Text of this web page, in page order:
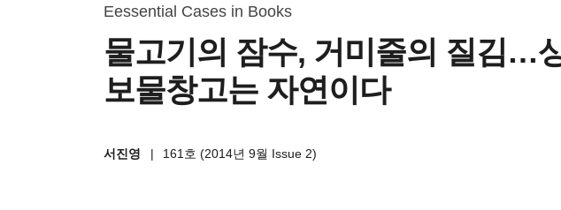
Eessential Cases in Books
물고기의 잠수, 거미줄의 질김…
보물창고는 자연이다
서진영 | 161호 (2014년 9월 Issue 2)